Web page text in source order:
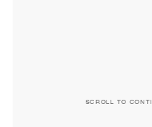
SCROLL TO